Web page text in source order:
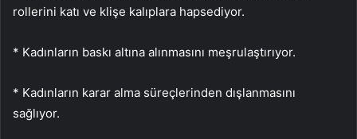
rollerini katı ve klişe kalıplara hapsediyor.
* Kadınların baskı altına alınmasını meşrulaştırıyor.
* Kadınların karar alma süreçlerinden dışlanmasını
sağlıyor.